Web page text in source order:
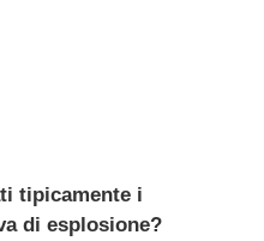
tipicamente i
di esplosione?